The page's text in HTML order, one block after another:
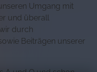
Umgang mit
und überall
durch
Beiträgen unserer